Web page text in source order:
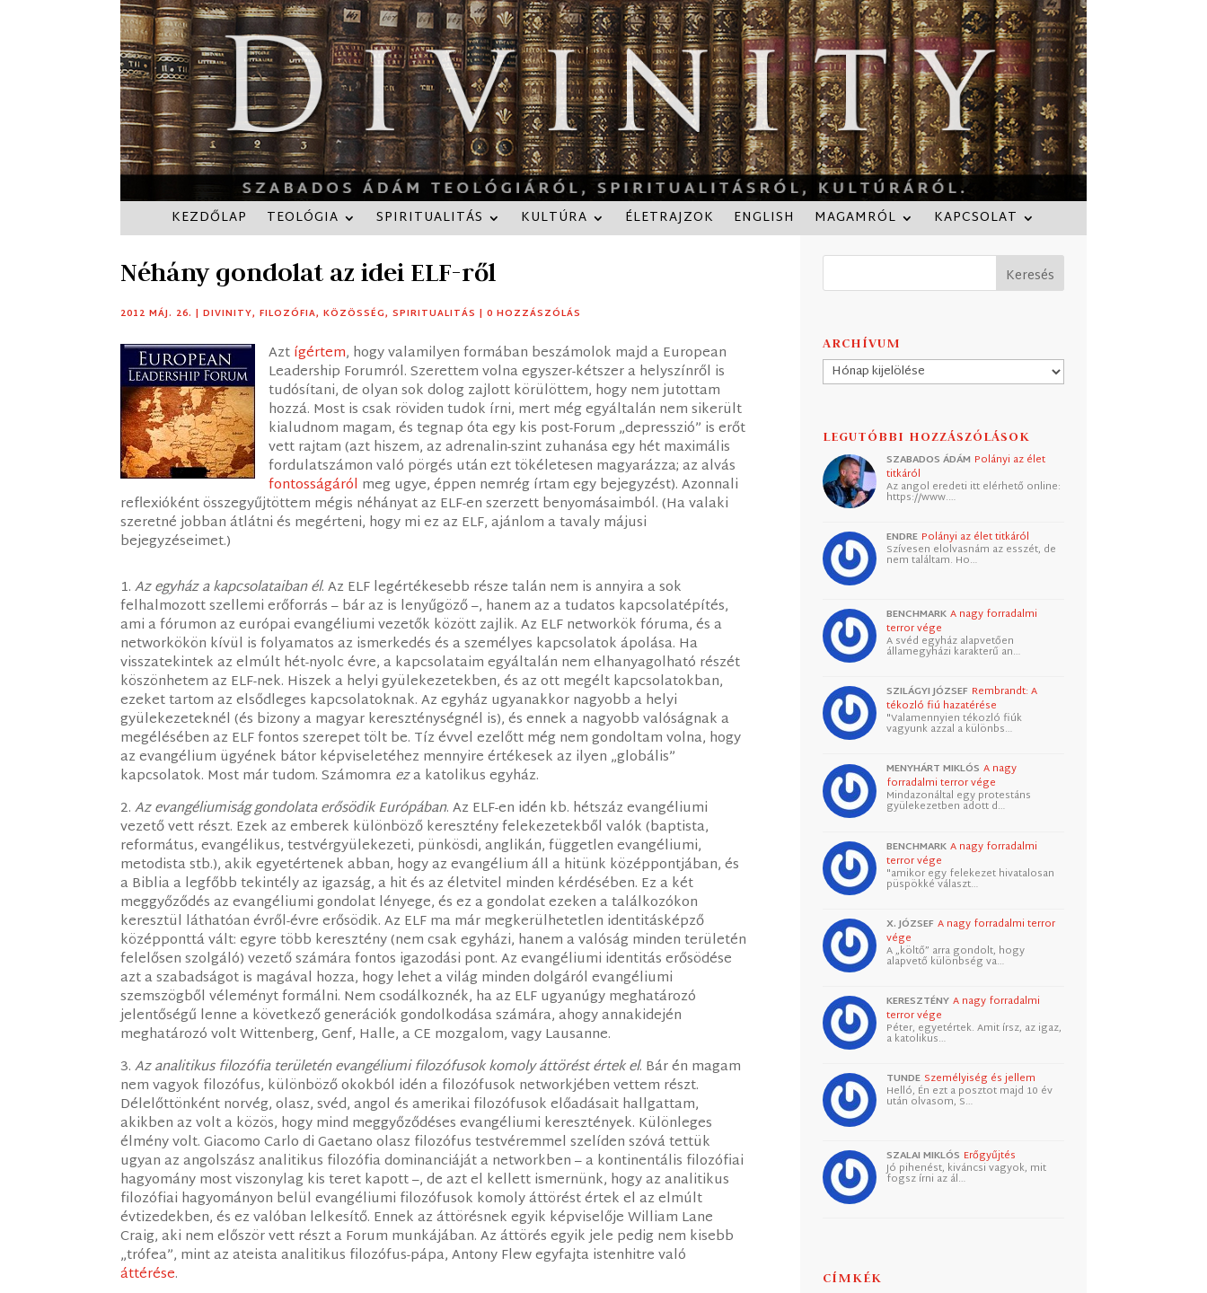
KEZDŐLAP TEOLÓGIA SPIRITUALITÁS KULTÚRA ÉLETRAJZOK ENGLISH MAGAMRÓL KAPCSOLAT
Néhány gondolat az idei ELF-ről
2012 MÁJ. 26. |DIVINITY,FILOZÓFIA,KÖZÖSSÉG,SPIRITUALITÁS |0 HOZZÁSZÓLÁS
Aztígértem, hogy valamilyen formában beszámolok majd a European
Leadership Forumról. Szerettem volna egyszer-kétszer a helyszínről is
tudósítani, de olyan sok dolog zajlott körülöttem, hogy nem jutottam
hozzá. Most is csak röviden tudok írni, mert még egyáltalán nem sikerült
kialudnom magam, és tegnap óta egy kis post-Forum „depresszió” is erőt
vett rajtam (azt hiszem, az adrenalin-szint zuhanása egy hét maximális
fordulatszámon való pörgés után ezt tökéletesen magyarázza; az alvás
fontosságáról meg ugye, éppen nemrég írtam egy bejegyzést). Azonnali
reflexióként összegyűjtöttem mégis néhányat az ELF-en szerzett benyomásaimból. (Ha valaki
szeretné jobban átlátni és megérteni, hogy mi ez az ELF, ajánlom a tavaly májusi
bejegyzéseimet.)
1.Az egyház a kapcsolataiban él. Az ELF legértékesebb része talán nem is annyira a sok
felhalmozott szellemi erőforrás – bár az is lenyűgöző –, hanem az a tudatos kapcsolatépítés,
ami a fórumon az európai evangéliumi vezetők között zajlik. Az ELF networkök fóruma, és a
networkökön kívül is folyamatos az ismerkedés és a személyes kapcsolatok ápolása. Ha
visszatekintek az elmúlt hét-nyolc évre, a kapcsolataim egyáltalán nem elhanyagolható részét
köszönhetem az ELF-nek. Hiszek a helyi gyülekezetekben, és az ott megélt kapcsolatokban,
ezeket tartom az elsődleges kapcsolatoknak. Az egyház ugyanakkor nagyobb a helyi
gyülekezeteknél (és bizony a magyar kereszténységnél is), és ennek a nagyobb valóságnak a
megélésében az ELF fontos szerepet tölt be. Tíz évvel ezelőtt még nem gondoltam volna, hogy
az evangélium ügyének bátor képviseletéhez mennyire értékesek az ilyen „globális”
kapcsolatok. Most már tudom. Számomraeza katolikus egyház.
2.Az evangéliumiság gondolata erősödik Európában. Az ELF-en idén kb. hétszáz evangéliumi
vezető vett részt. Ezek az emberek különböző keresztény felekezetekből valók (baptista,
református, evangélikus, testvérgyülekezeti, pünkösdi, anglikán, független evangéliumi,
metodista stb.), akik egyetértenek abban, hogy az evangélium áll a hitünk középpontjában, és
a Biblia a legfőbb tekintély az igazság, a hit és az életvitel minden kérdésében. Ez a két
meggyőződés az evangéliumi gondolat lényege, és ez a gondolat ezeken a találkozókon
keresztül láthatóan évről-évre erősödik. Az ELF ma már megkerülhetetlen identitásképző
középponttá vált: egyre több keresztény (nem csak egyházi, hanem a valóság minden területén
felelősen szolgáló) vezető számára fontos igazodási pont. Az evangéliumi identitás erősödése
azt a szabadságot is magával hozza, hogy lehet a világ minden dolgáról evangéliumi
szemszögből véleményt formálni. Nem csodálkoznék, ha az ELF ugyanúgy meghatározó
jelentőségű lenne a következő generációk gondolkodása számára, ahogy annakidején
meghatározó volt Wittenberg, Genf, Halle, a CE mozgalom, vagy Lausanne.
3.Az analitikus filozófia területén evangéliumi filozófusok komoly áttörést értek el. Bár én magam
nem vagyok filozófus, különböző okokból idén a filozófusok networkjében vettem részt.
Délelőttönként norvég, olasz, svéd, angol és amerikai filozófusok előadásait hallgattam,
akikben az volt a közös, hogy mind meggyőződéses evangéliumi keresztények. Különleges
élmény volt. Giacomo Carlo di Gaetano olasz filozófus testvéremmel szelíden szóvá tettük
ugyan az angolszász analitikus filozófia dominanciáját a networkben – a kontinentális filozófiai
hagyomány most viszonylag kis teret kapott –, de azt el kellett ismernünk, hogy az analitikus
filozófiai hagyományon belül evangéliumi filozófusok komoly áttörést értek el az elmúlt
évtizedekben, és ez valóban lelkesítő. Ennek az áttörésnek egyik képviselője William Lane
Craig, aki nem először vett részt a Forum munkájában. Az áttörés egyik jele pedig nem kisebb
„trófea”, mint az ateista analitikus filozófus-pápa, Antony Flew egyfajta istenhitre való
áttérése.
ARCHÍVUM
Archívum
LEGUTÓBBI HOZZÁSZÓLÁSOK
SZABADOS ÁDÁM Polányi az élet
titkáról
Az angol eredeti itt elérhető online:
https://www.…
ENDRE Polányi az élet titkáról
Szívesen elolvasnám az esszét, de
nem találtam. Ho…
BENCHMARK A nagy forradalmi
terror vége
A svéd egyház alapvetően
államegyházi karakterű an…
SZILÁGYI JÓZSEF Rembrandt: A
tékozló fiú hazatérése
"Valamennyien tékozló fiúk
vagyunk azzal a különbs…
MENYHÁRT MIKLÓS A nagy
forradalmi terror vége
Mindazonáltal egy protestáns
gyülekezetben adott d…
BENCHMARK A nagy forradalmi
terror vége
"amikor egy felekezet hivatalosan
püspökké választ…
X. JÓZSEF A nagy forradalmi terror
vége
A „költő” arra gondolt, hogy
alapvető különbség va…
KERESZTÉNY A nagy forradalmi
terror vége
Péter, egyetértek. Amit írsz, az igaz,
a katolikus…
TUNDE Személyiség és jellem
Helló, Én ezt a posztot majd 10 év
után olvasom, S…
SZALAI MIKLÓS Erőgyűjtés
Jó pihenést, kiváncsi vagyok, mit
fogsz írni az ál…
CÍMKÉK